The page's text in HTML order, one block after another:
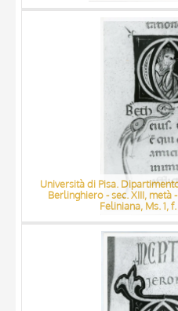
Università di Pisa.
Berlinghiero - sec. XIII, metà
Feliniana, Ms. 1,